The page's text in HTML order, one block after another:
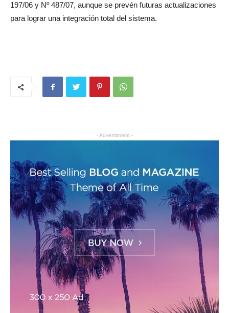
197/06 y Nº 487/07, aunque se prevén futuras actualizaciones
para lograr una integración total del sistema.
- Advertisment -